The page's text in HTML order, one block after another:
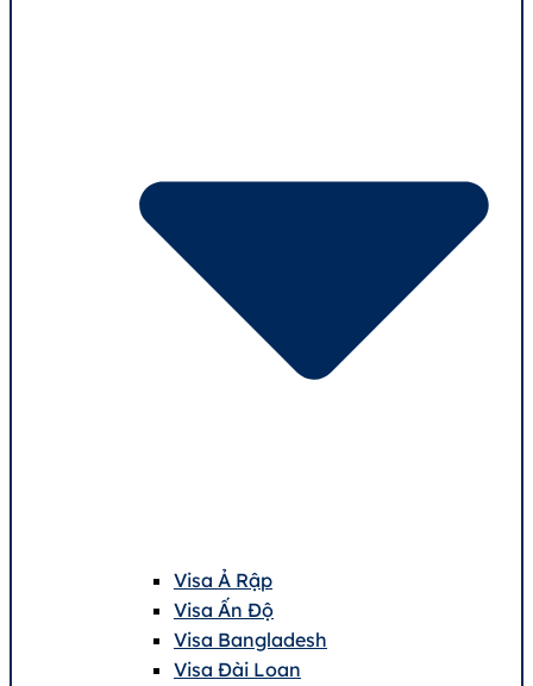
Visa Ả Rập
Visa Ấn Độ
Visa Bangladesh
Visa Đài Loan